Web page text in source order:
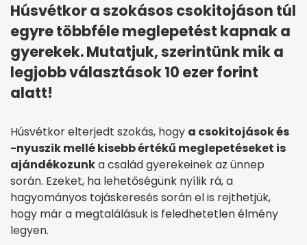
Húsvétkor a szokásos csokitojáson túl
egyre többféle meglepetést kapnak a
gyerekek. Mutatjuk, szerintünk mik a
legjobb választások 10 ezer forint
alatt!
Húsvétkor elterjedt szokás, hogy a csokitojások és
-nyuszik mellé kisebb értékű meglepetéseket is
ajándékozunka család gyerekeinek az ünnep
során. Ezeket, ha lehetőségünk nyílik rá, a
hagyományos tojáskeresés során el is rejthetjük,
hogy már a megtalálásuk is feledhetetlen élmény
legyen.